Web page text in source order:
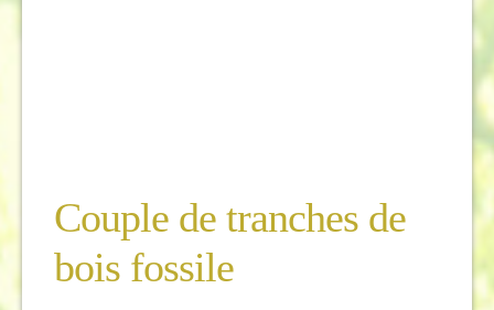
Couple de tranches de
bois fossile